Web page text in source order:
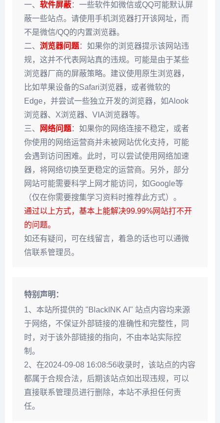
一、 软件屏蔽：一些软件如微信或QQ可能默认屏
蔽一些站点。请使用手机浏览器打开该网址，而
不是微信/QQ的内置浏览器。
二、 浏览器问题：如果你的浏览器提示该网站违
规，这并不代表网站真的违规。可能是由于某些
浏览器厂商的屏蔽策略。建议使用原生浏览器，
比如苹果设备的Safari浏览器，或者微软的
Edge，并尝试一些独立开发的浏览器，如Alook
浏览器、X浏览器、VIA浏览器等。
三、
网络问题：如果你的网络连接不稳定，或者
你使用的网络运营商并未被网站优化支持，可能
会遇到访问困难。此时，可以尝试使用网络加速
器，将网络切换至更稳定的运营商。另外，部分
网站可能需要科学上网才能访问，如Google等
（仅在你需要搜集学习资料时推荐此方式）。
通过以上方式，基本上能解决99.99%网站打不开
的问题。
如还有疑问，可在线留言，着急的话也可以通微
信联系管理员。
特别声明：
1、本站所提供的 "BlackINK AI" 站点内容均来源
于网络，不保证外部链接的准确性和完整性，同
时，对于该外部链接的指向，不由本站实际控
制。
2、在2024-09-08 16:08:56收录时，该站点的内容
都属于合规合法，后期该站点如出现违规，可以
直接联系管理员进行删除，本站不承担任何责
任。